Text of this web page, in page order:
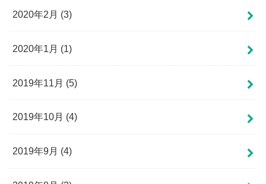
2020年2月 (3)
2020年1月 (1)
2019年11月 (5)
2019年10月 (4)
2019年9月 (4)